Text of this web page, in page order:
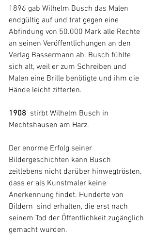
1896 gab Wilhelm Busch das Malen
endgültig auf und trat gegen eine
Abfindung von 50.000 Mark alle Rechte
an seinen Veröffentlichungen an den
Verlag Bassermann ab. Busch fühlte
sich alt, weil er zum Schreiben und
Malen eine Brille benötigte und ihm die
Hände leicht zitterten.
1908
  stirbt Wilhelm Busch in
Mechtshausen am Harz.
Der enorme Erfolg seiner
Bildergeschichten kann Busch
zeitlebens nicht darüber hinwegtrösten,
dass er als Kunstmaler keine
Anerkennung findet. Hunderte von
Bildern  sind erhalten, die erst nach
seinem Tod der Öffentlichkeit zugänglich
gemacht wurden.